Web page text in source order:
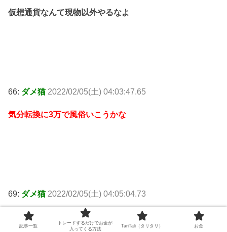
仮想通貨なんて現物以外やるなよ
66: ダメ猫 2022/02/05(土) 04:03:47.65
気分転換に3万で風俗いこうかな
69: ダメ猫 2022/02/05(土) 04:05:04.73
>>66
記事一覧
トレードするだけでお金が
入ってくる方法
TariTali（タリタリ） お金